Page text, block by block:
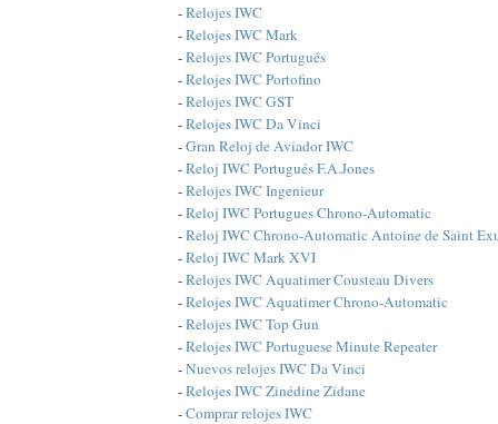
-Relojes IWC
-Relojes IWC Mark
-Relojes IWC Portugués
-Relojes IWC Portofino
-Relojes IWC GST
-Relojes IWC Da Vinci
-Gran Reloj de Aviador IWC
-Reloj IWC Portugués F.A.Jones
-Relojes IWC Ingenieur
-Reloj IWC Portugues Chrono-Automatic
-Reloj IWC Chrono-Automatic Antoine de Saint
-Reloj IWC Mark XVI
-Relojes IWC Aquatimer Cousteau Divers
-Relojes IWC Aquatimer Chrono-Automatic
-Relojes IWC Top Gun
-Relojes IWC Portuguese Minute Repeater
-Nuevos relojes IWC Da Vinci
-Relojes IWC Zinédine Zidane
-Comprar relojes IWC